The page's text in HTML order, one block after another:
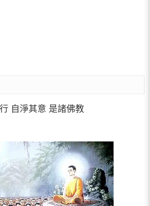
自淨其意 是諸佛教